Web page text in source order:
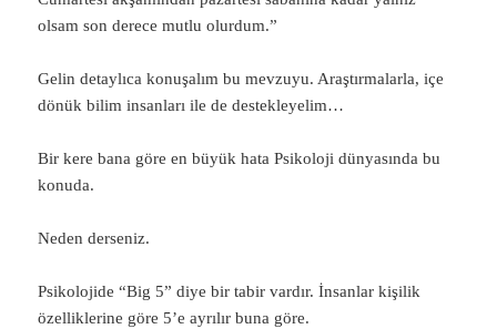
olsam son derece mutlu olurdum.”
Gelin detaylıca konuşalım bu mevzuyu. Araştırmalarla, içe
dönük bilim insanları ile de destekleyelim…
Bir kere bana göre en büyük hata Psikoloji dünyasında bu
konuda.
Neden derseniz.
Psikolojide “Big 5” diye bir tabir vardır. İnsanlar kişilik
özelliklerine göre 5’e ayrılır buna göre.